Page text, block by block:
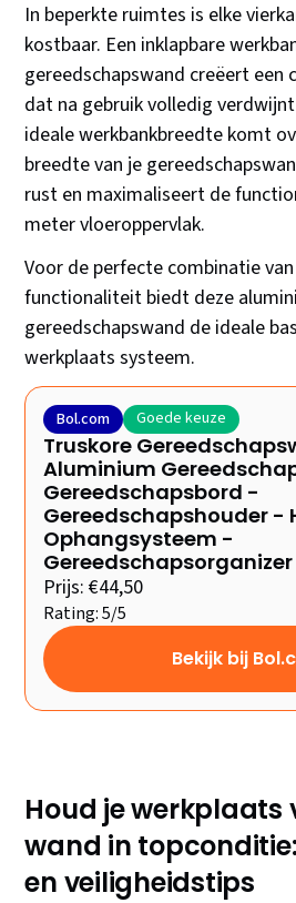
In beperkte ruimtes is elke
kostbaar. Een inklapbare
gereedschapswand creëert
dat na gebruik volledig
ideale werkbankbreedte komt
breedte van je
rust en maximaliseert de
meter vloeroppervlak.
Voor de perfecte combinatie
functionaliteit biedt deze
gereedschapswand de ideale
werkplaats systeem.
Bol.com Goede keuze
Truskore
Aluminium
Gereedschapsbord -
Gereedschapshouder -
Ophangsysteem -
Gereedschapsorganizer
Prijs: €44,50
Rating: 5/5
Bekijk bij
Houd je werkplaats
wand in
en veiligheidstips